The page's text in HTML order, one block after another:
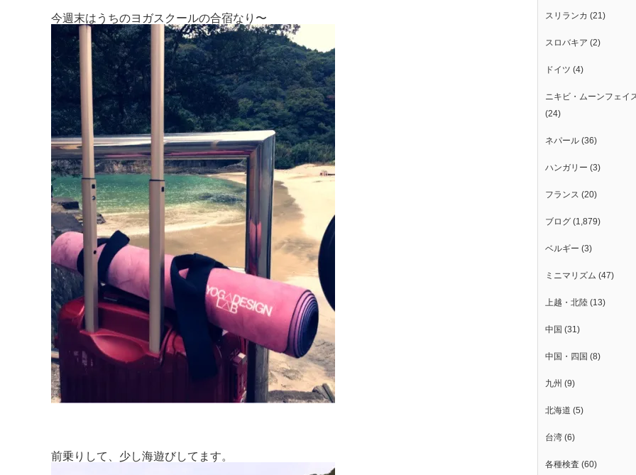
今週末はうちのヨガスクールの合宿なり〜
前乗りして、少し海遊びしてます。
スリランカ (21)
スロバキア (2)
ドイツ (4)
ニキビ・ムーンフェイ
(24)
ネパール (36)
ハンガリー (3)
フランス (20)
ブログ (1,879)
ベルギー (3)
ミニマリズム (47)
上越・北陸 (13)
中国 (31)
中国・四国 (8)
九州 (9)
北海道 (5)
台湾 (6)
各種検査 (60)